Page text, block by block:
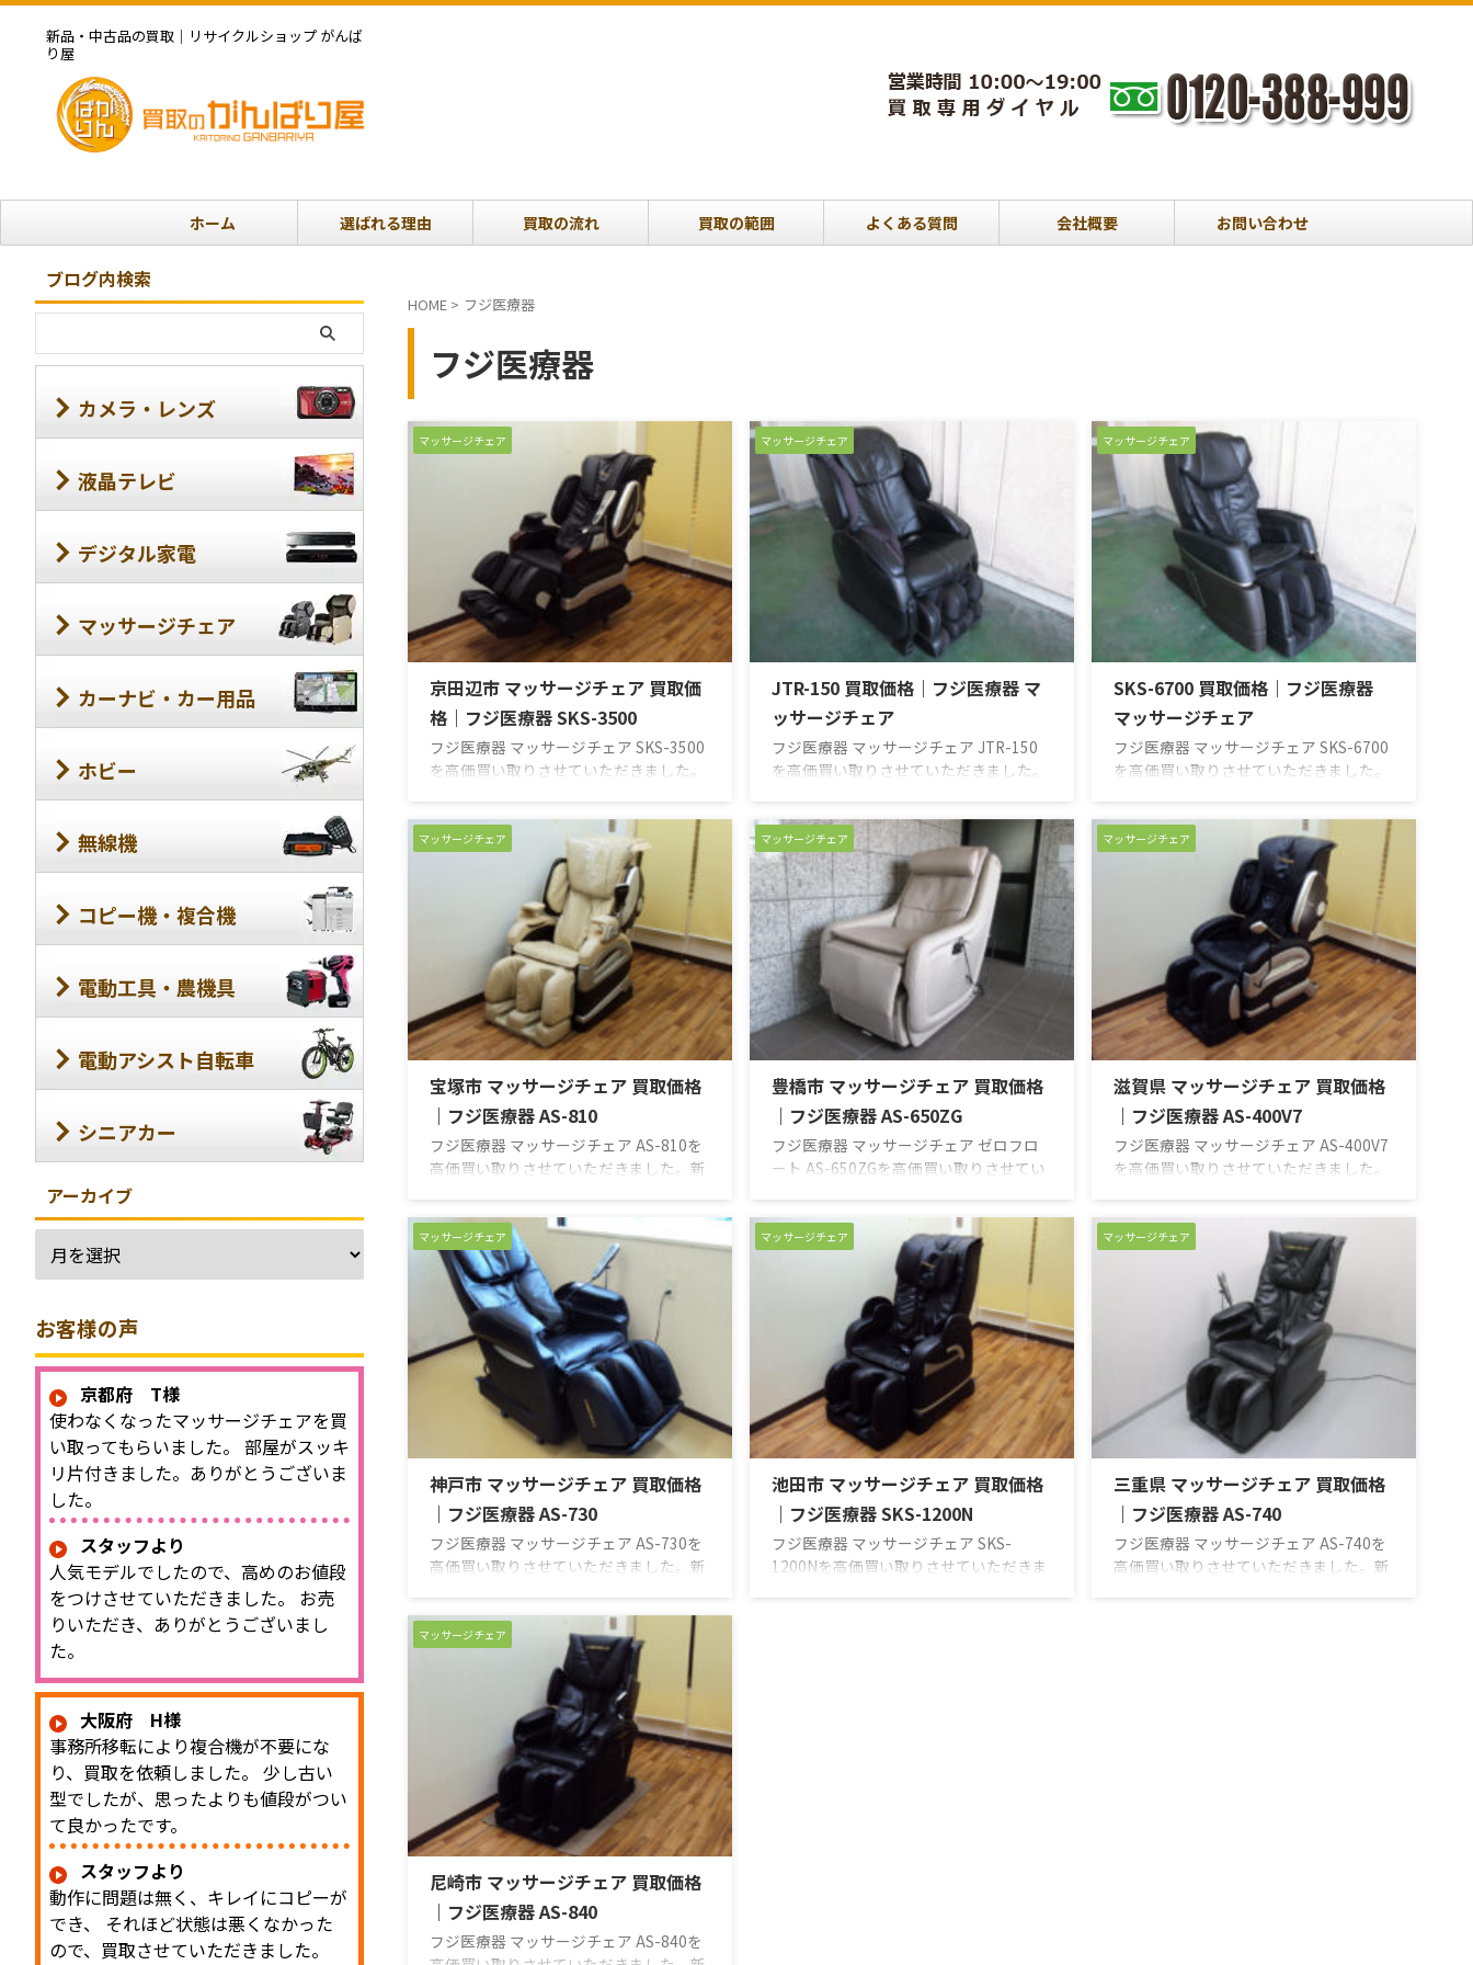
新品・中古品の買取｜リサイクルショップ がんば
り屋
ホーム 選ばれる理由 買取の流れ 買取の範囲 よくある質問 会社概要 お問い合わせ
HOME > フジ医療器
フジ医療器
マッサージチェア
京田辺市 マッサージチェア 買取価
格｜フジ医療器 SKS-3500
フジ医療器 マッサージチェア SKS-3500
を高価買い取りさせていただきました。
張＆無料査定で納得の買取価格をご提
示！売却は高額査定の専門店におまかせ
ください！ 他店徹底対抗のため買い取り
価格は公表しておりません。買い取り価
格はフリーダイヤルもしくは、お問い合
わせフォームにてご確認ください。 高価
買取にご期待ください！ 【買取実績】
部位またはコリやハリの強さ・深さに合
わせてエアーの穏やかな面刺激とメカの
強い点刺激が協調して働き、疲労回復や
コリ解消をしてくれます。 ...
マッサージチェア
JTR-150 買取価格｜フジ医療器 マ
ッサージチェア
フジ医療器 マッサージチェア JTR-150
を高価買い取りさせていただきました。
す。枕、背もたれ、座面部分に使用され
ています。座り心地が良く、リラックス
してマッサージを楽しむことが出来ま
す。また、GRIP式メカ2.0がマッサージ
ポイントを自動検知。片、背中、腰など
それぞれにもみ玉がフィットし、全身を
くまなくマッサージします。本商品は、
使用による多少の小キズがありますが、
ご使用には差し支えありません。通電や
リクライニングなど、動作に問題はあり
ませんでした。リモコンの各ボタン ...
マッサージチェア
SKS-6700 買取価格｜フジ医療器
マッサージチェア
フジ医療器 マッサージチェア SKS-6700
を高価買い取りさせていただきました。
チェアです。もみ玉とエアーバッグで、
集中的にストレッチします。また、通常
は15分でコースが終わってしまう機種が
ほとんどですが、このSKS-6700は30分
コースが用意されています。15分では出
来ないマッサージを、30分かけてじっく
り集中的に揉み解します。本商品は些細
な小キズ等がありますが、ご使用には問
題ありません。リモコンや各ボタンなど
問題なく動作します。完動品のコンディ
ションです。 新品 ...
マッサージチェア
宝塚市 マッサージチェア 買取価格
｜フジ医療器 AS-810
フジ医療器 マッサージチェア AS-810を
高価買い取りさせていただきました。新
＆無料査定で納得の買取価格をご提示！
売却は高額査定の専門店におまかせくだ
さい！ 他店徹底対抗のため買い取り価格
は公表しておりません。買い取り価格は
フリーダイヤルもしくは、お問い合わせ
フォームにてご確認ください。 高価買取
にご期待ください！ 【買取実績】 深く
強い刺激と人の手に近づいた精緻な動き
で、深く強く、そしてしなやかなマッサ
ージを提供します。 【商品説明】さざな
み、たたき、もみ上げ、も ...
マッサージチェア
豊橋市 マッサージチェア 買取価格
｜フジ医療器 AS-650ZG
フジ医療器 マッサージチェア ゼロフロ
ート AS-650ZGを高価買い取りさせてい
ばり屋は無料出張＆無料査定で納得の買
取価格をご提示！売却は高額査定の専門
店におまかせください！ 他店徹底対抗の
ため買い取り価格は公表しておりませ
ん。買い取り価格はフリーダイヤルもし
くは、お問い合わせフォームにてご確認
ください。 高価買取にご期待ください！
【買取実績】 買ってはみたものの、ほと
んど使用することなくソファとしてご使
用だったと元オーナー様。お部屋のレイ
アウト変更の為に当社に買 ...
マッサージチェア
滋賀県 マッサージチェア 買取価格
｜フジ医療器 AS-400V7
フジ医療器 マッサージチェア AS-400V7
を高価買い取りさせていただきました。
張＆無料査定で納得の買取価格をご提
示！売却は高額査定の専門店におまかせ
ください！ 他店徹底対抗のため買い取り
価格は公表しておりません。買い取り価
格はフリーダイヤルもしくは、お問い合
わせフォームにてご確認ください。 高価
買取にご期待ください！ 【買取実績】
フジ医療器 マッサージチェア サイバー
リラックス AS-400V7はポイントナビセ
ンサーで、コリの部分をピンポイントで
ほぐします。 【 ...
マッサージチェア
神戸市 マッサージチェア 買取価格
｜フジ医療器 AS-730
フジ医療器 マッサージチェア AS-730を
高価買い取りさせていただきました。新
＆無料査定で納得の買取価格をご提示！
売却は高額査定の専門店におまかせくだ
さい！ 他店徹底対抗のため買い取り価格
は公表しておりません。買い取り価格は
フリーダイヤルもしくは、お問い合わせ
フォームにてご確認ください。 高価買取
にご期待ください！ 【買取実績】 一日
の疲れを癒してくれる、ほどよいモミ心
地のマッサージチェアです。 【商品説
明】◆全身を包み込むように配置された
エアーバッグと、大容量・高 ...
マッサージチェア
池田市 マッサージチェア 買取価格
｜フジ医療器 SKS-1200N
フジ医療器 マッサージチェア SKS-
1200Nを高価買い取りさせていただきま
マッサージチェア
三重県 マッサージチェア 買取価格
｜フジ医療器 AS-740
フジ医療器 マッサージチェア AS-740を
高価買い取りさせていただきました。新
マッサージチェア
尼崎市 マッサージチェア 買取価格
｜フジ医療器 AS-840
フジ医療器 マッサージチェア AS-840を
ブログ内検索
カメラ・レンズ
液晶テレビ
デジタル家電
マッサージチェア
カーナビ・カー用品
ホビー
無線機
コピー機・複合機
電動工具・農機具
電動アシスト自転車
シニアカー
アーカイブ
お客様の声
京都府 T様
使わなくなったマッサージチェアを買
い取ってもらいました。 部屋がスッキ
リ片付きました。ありがとうございま
した。
スタッフより
人気モデルでしたので、高めのお値段
をつけさせていただきました。 お売
りいただき、ありがとうございまし
た。
大阪府 H様
事務所移転により複合機が不要にな
り、買取を依頼しました。 少し古い
型でしたが、思ったよりも値段がつい
て良かったです。
スタッフより
動作に問題は無く、キレイにコピーが
でき、 それほど状態は悪くなかった
ので、買取させていただきました。